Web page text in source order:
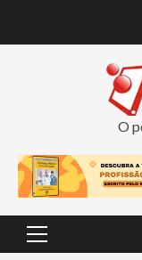
O
Primary